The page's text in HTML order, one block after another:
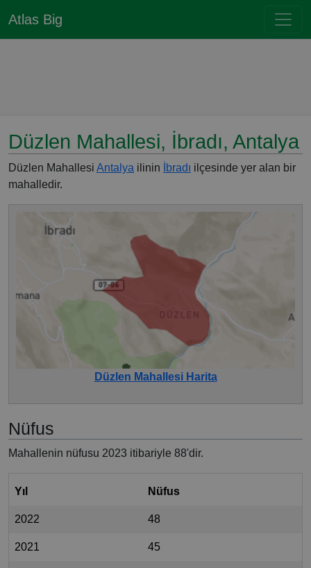
Atlas Big
Düzlen Mahallesi, İbradı, Antalya
Düzlen Mahallesi Antalya ilinin İbradı ilçesinde yer alan bir
mahalledir.
Düzlen Mahallesi Harita
Nüfus
Mahallenin nüfusu 2023 itibariyle 88'dir.
Yıl Nüfus
2022 48
2021 45